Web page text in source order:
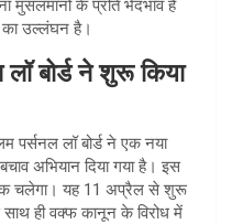
मुसलमानों के प्रति भेदभाव है
उल्लंघन है।
बोर्ड ने शुरू किया
लॉ बोर्ड ने एक नया
अभियान दिया गया है। इस
चलेगा। यह 11 अप्रैल से शुरू
ही वक्फ कानून के विरोध में